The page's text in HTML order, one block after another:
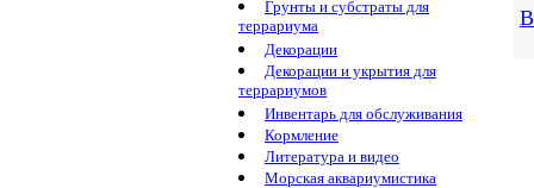
Грунты и субстраты для
террариума
Декорации
Декорации и укрытия для
террариумов
Инвентарь для обслуживания
Кормление
Литература и видео
Морская аквариумистика